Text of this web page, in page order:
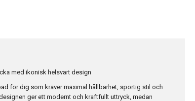
med ikonisk helsvart design
för dig som kräver maximal hållbarhet, sportig stil och
ger ett modernt och kraftfullt uttryck, medan